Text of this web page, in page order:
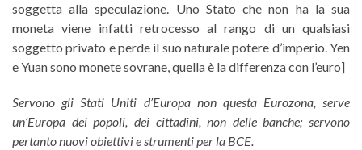
soggetta alla speculazione. Uno Stato che non ha la sua
moneta viene infatti retrocesso al rango di un qualsiasi
soggetto privato e perde il suo naturale potere d’imperio. Yen
e Yuan sono monete sovrane, quella è la differenza con l’euro]
Servono gli Stati Uniti d’Europa non questa Eurozona, serve
un’Europa dei popoli, dei cittadini, non delle banche; servono
pertanto nuovi obiettivi e strumenti per la BCE.